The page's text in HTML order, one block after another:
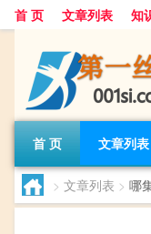
首 页 文章列表 知
首 页 文章列表
> 文章列表 > 哪